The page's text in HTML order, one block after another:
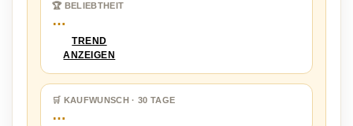
🏆 BELIEBTHEIT
…
TREND
ANZEIGEN
🛒 KAUFWUNSCH · 30 TAGE
…